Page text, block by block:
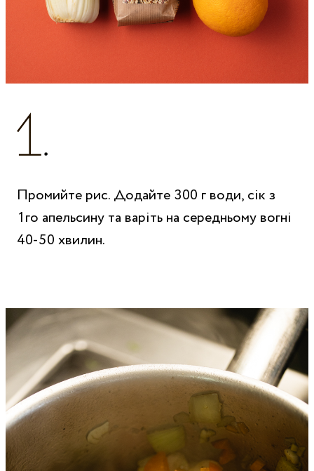
Промийте рис. Додайте 300 г води, сік з
1го апельсину та варіть на середньому вогні
40-50 хвилин.